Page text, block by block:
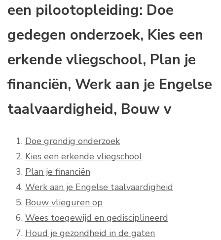
een pilootopleiding: Doe
gedegen onderzoek, Kies een
erkende vliegschool, Plan je
financiën, Werk aan je Engelse
taalvaardigheid, Bouw v
Doe grondig onderzoek
Kies een erkende vliegschool
Plan je financiën
Werk aan je Engelse taalvaardigheid
Bouw vlieguren op
Wees toegewijd en gedisciplineerd
Houd je gezondheid in de gaten